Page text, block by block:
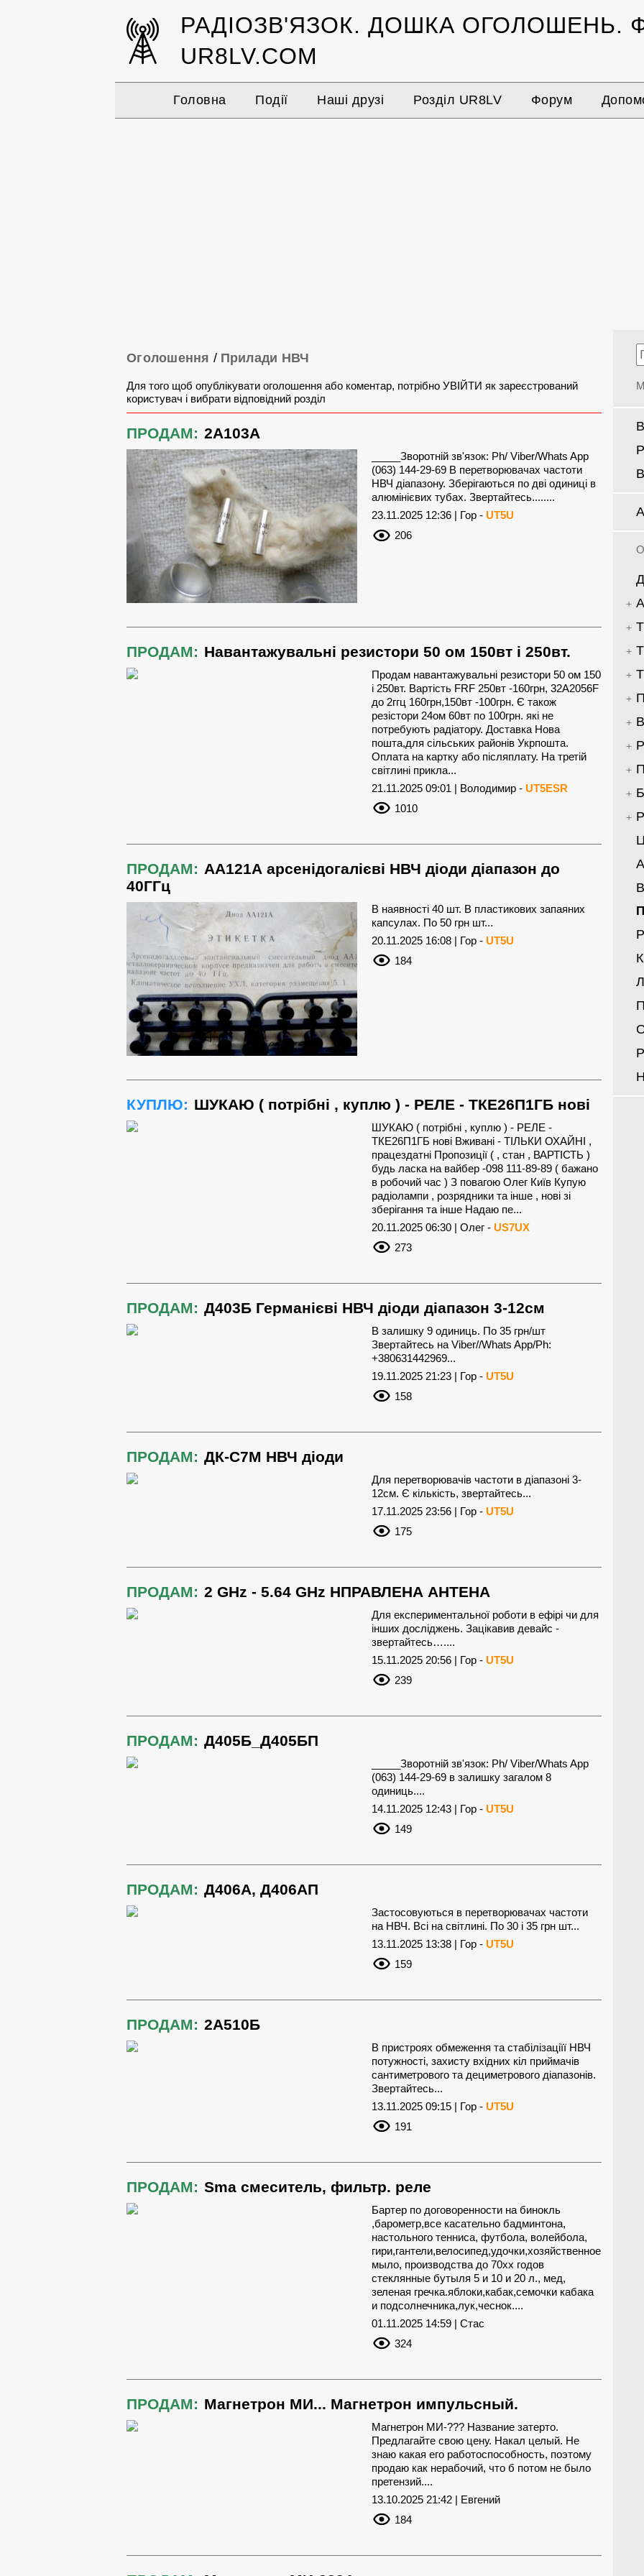
РАДІОЗВ'ЯЗОК. ДОШКА ОГОЛОШЕНЬ.
UR8LV.COM
Головна Події Наші друзі Розділ UR8LV Форум
Оголошення / Прилади НВЧ
Для того щоб опублікувати оголошення або коментар, потрібно УВІЙТИ як зареєстрований
користувач і вибрати відповідний розділ
ПРОДАМ: 2А103А
_____Зворотній зв'язок: Ph/ Viber/Whats App
(063) 144-29-69 В перетворювачах частоти
НВЧ діапазону. Зберігаються по дві одиниці в
алюмінієвих тубах. Звертайтесь........
23.11.2025 12:36 | Гор - UT5U
206
ПРОДАМ: Навантажувальні резистори 50 ом 150вт і 250вт.
Продам навантажувальні резистори 50 ом 150
і 250вт. Вартість FRF 250вт -160грн, 32A2056F
до 2ггц 160грн,150вт -100грн. Є також
резістори 24ом 60вт по 100грн. які не
потребують радіатору. Доставка Нова
пошта,для сільських районів Укрпошта.
Оплата на картку або післяплату. На третій
світлині прикла...
21.11.2025 09:01 | Володимир - UT5ESR
1010
ПРОДАМ: АА121А арсенідогалієві НВЧ діоди діапазон до
40ГГц
В наявності 40 шт. В пластикових запаяних
капсулах. По 50 грн шт...
20.11.2025 16:08 | Гор - UT5U
184
КУПЛЮ: ШУКАЮ ( потрібні , куплю ) - РЕЛЕ - ТКЕ26П1ГБ нові
ШУКАЮ ( потрібні , куплю ) - РЕЛЕ -
ТКЕ26П1ГБ нові Вживані - ТІЛЬКИ ОХАЙНІ ,
працездатні Пропозиції ( , стан , ВАРТІСТЬ )
будь ласка на вайбер -098 111-89-89 ( бажано
в робочий час ) З повагою Олег Київ Купую
радіолампи , розрядники та інше , нові зі
зберігання та інше Надаю пе...
20.11.2025 06:30 | Олег - US7UX
273
ПРОДАМ: Д403Б Германієві НВЧ діоди діапазон 3-12см
В залишку 9 одиниць. По 35 грн/шт
Звертайтесь на Viber//Whats App/Ph:
+380631442969...
19.11.2025 21:23 | Гор - UT5U
158
ПРОДАМ: ДК-С7М НВЧ діоди
Для перетворювачів частоти в діапазоні 3-
12см. Є кількість, звертайтесь...
17.11.2025 23:56 | Гор - UT5U
175
ПРОДАМ: 2 GHz - 5.64 GHz НПРАВЛЕНА АНТЕНА
Для експериментальної роботи в ефірі чи для
інших досліджень. Зацікавив девайс -
звертайтесь…....
15.11.2025 20:56 | Гор - UT5U
239
ПРОДАМ: Д405Б_Д405БП
_____Зворотній зв'язок: Ph/ Viber/Whats App
(063) 144-29-69 в залишку загалом 8
одиниць....
14.11.2025 12:43 | Гор - UT5U
149
ПРОДАМ: Д406А, Д406АП
Застосовуються в перетворювачах частоти
на НВЧ. Всі на світлині. По 30 і 35 грн шт...
13.11.2025 13:38 | Гор - UT5U
159
ПРОДАМ: 2А510Б
В пристроях обмеження та стабілізаціїї НВЧ
потужності, захисту вхідних кіл приймачів
сантиметрового та дециметрового діапазонів.
Звертайтесь...
13.11.2025 09:15 | Гор - UT5U
191
ПРОДАМ: Sma смеситель, фильтр. реле
Бартер по договоренности на бинокль
,барометр,все касательно бадминтона,
настольного тенниса, футбола, волейбола,
гири,гантели,велосипед,удочки,хозяйственное
мыло, производства до 70хх годов
стеклянные бутыля 5 и 10 и 20 л., мед,
зеленая гречка.яблоки,кабак,семочки кабака
и подсолнечника,лук,чеснок....
01.11.2025 14:59 | Стас
324
ПРОДАМ: Магнетрон МИ... Магнетрон импульсный.
Магнетрон МИ-??? Название затерто.
Предлагайте свою цену. Накал целый. Не
знаю какая его работоспособность, поэтому
продаю как нерабочий, что б потом не было
претензий....
13.10.2025 21:42 | Евгений
184